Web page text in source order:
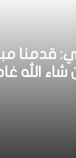
قدمنا
شاء الله